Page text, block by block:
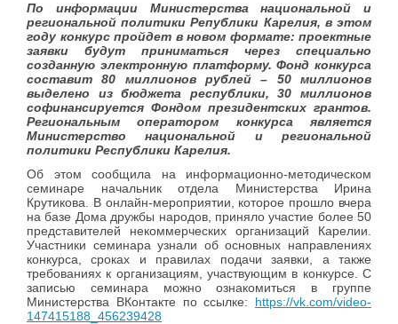
По информации Министерства национальной и
региональной политики Републики Карелия, в этом
году конкурс пройдет в новом формате: проектные
заявки будут приниматься через специально
созданную электронную платформу. Фонд конкурса
составит 80 миллионов рублей – 50 миллионов
выделено из бюджета республики, 30 миллионов
софинансируется Фондом президентских грантов.
Региональным оператором конкурса является
Министерство национальной и региональной
политики Республики Карелия.
Об этом сообщила на информационно-методическом
семинаре начальник отдела Министерства Ирина
Крутикова. В онлайн-мероприятии, которое прошло вчера
на базе Дома дружбы народов, приняло участие более 50
представителей некоммерческих организаций Карелии.
Участники семинара узнали об основных направлениях
конкурса, сроках и правилах подачи заявки, а также
требованиях к организациям, участвующим в конкурсе. С
записью семинара можно ознакомиться в группе
Министерства ВКонтакте по ссылке: https://vk.com/video-
147415188_456239428